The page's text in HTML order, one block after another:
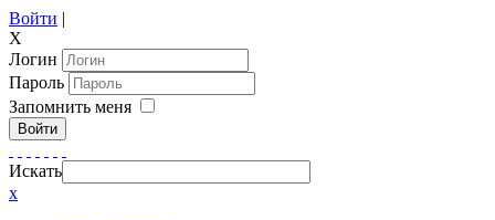
Войти |
X
Логин
Пароль
Запомнить меня
Войти
Искать
x